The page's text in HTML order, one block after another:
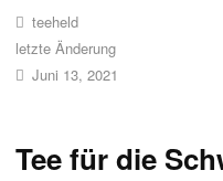
teeheld
letzte Änderung
Juni 13, 2021
Tee für die